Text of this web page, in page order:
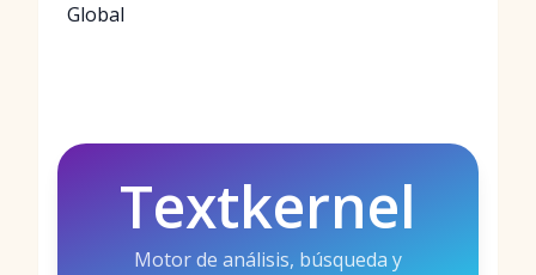
Global
Textkernel
Motor de análisis, búsqueda y